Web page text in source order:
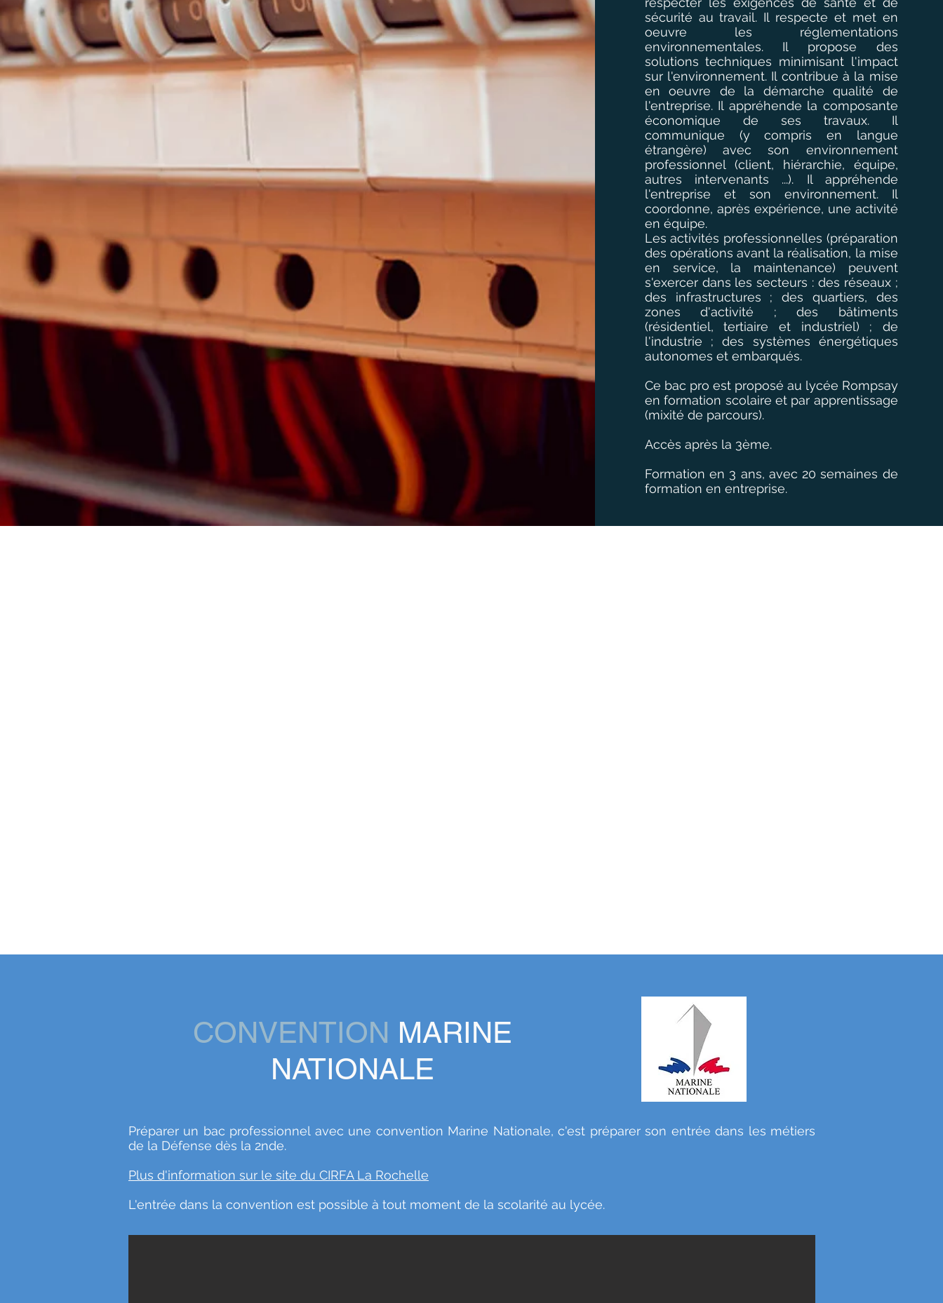
sécurité au travail. Il respecte et met en
oeuvre les réglementations
environnementales. Il propose des
solutions techniques minimisant l'impact
sur l'environnement. Il contribue à la mise
en oeuvre de la démarche qualité de
l'entreprise. Il appréhende la composante
économique de ses travaux. Il
communique (y compris en langue
étrangère) avec son environnement
professionnel (client, hiérarchie, équipe,
autres intervenants ...). Il appréhende
l'entreprise et son environnement. Il
coordonne, après expérience, une activité
en équipe.
Les activités professionnelles (préparation
des opérations avant la réalisation, la mise
en service, la maintenance) peuvent
s'exercer dans les secteurs : des réseaux ;
des infrastructures ; des quartiers, des
zones d'activité ; des bâtiments
(résidentiel, tertiaire et industriel) ; de
l'industrie ; des systèmes énergétiques
autonomes et embarqués.
Ce bac pro est proposé au lycée Rompsay
en formation scolaire et par apprentissage
(mixité de parcours).
Accès après la 3ème.
Formation en 3 ans, avec 20 semaines de
formation en entreprise.
CONVENTION MARINE
NATIONALE
Préparer un bac professionnel avec une convention Marine Nationale, c'est préparer son entrée dans les métiers
de la Défense dès la 2nde.
Plus d'information sur le site du CIRFA La Rochelle
L'entrée dans la convention est possible à tout moment de la scolarité au lycée.